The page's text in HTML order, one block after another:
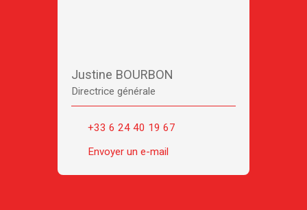
Justine BOURBON
Directrice générale
+33 6 24 40 19 67
Envoyer un e-mail